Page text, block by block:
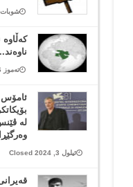
شوبات 15, 2022 Closed
کەڵاوە
تەموز 6, 2021 Closed
ئامۆس
لە
ئیلول 3, 2024 Closed